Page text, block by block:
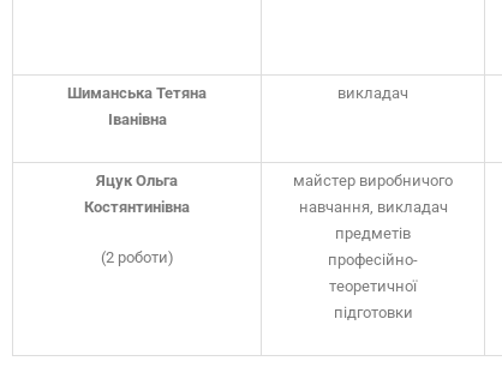
Шиманська Тетяна
Іванівна
викладач
Яцук Ольга
Костянтинівна
(2 роботи)
майстер виробничого
навчання, викладач
предметів
професійно-
теоретичної
підготовки